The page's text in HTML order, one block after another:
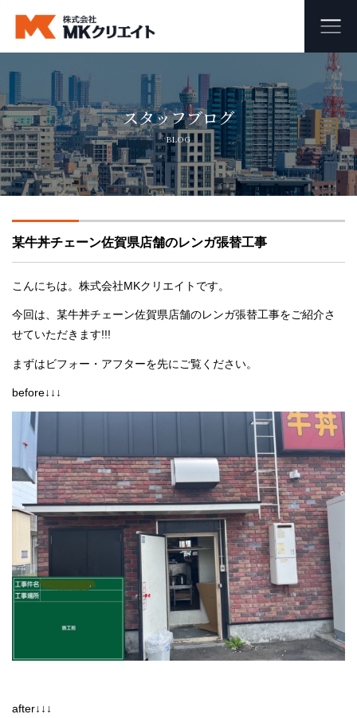
ホーム
MKクリエイトのワンストップ自社施工
ビル・マンション・商業施設の大規模修繕工事
外壁塗装・防水工事
オフィス・店舗の内装リフォーム・リノベーション
足場組み立て・解体工事
会社概要
採用情報
プライバシーポリシー
お問い合わせ
施工事例
お知らせ
スタッフブログ
スタッフブログ
BLOG
某牛丼チェーン佐賀県店舗のレンガ張替工事
こんにちは。株式会社MKクリエイトです。
今回は、某牛丼チェーン佐賀県店舗のレンガ張替工事をご紹介さ
せていただきます!!!
まずはビフォー・アフターを先にご覧ください。
before↓↓↓
after↓↓↓